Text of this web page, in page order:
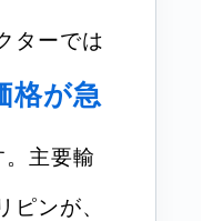
ターでは
格が急
。主要輸
ピンが、